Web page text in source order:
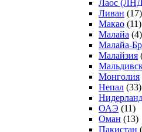
Лаос
Ливан (17)
Макао (11)
Малайа (4)
Малайа-
Малайзия
Монголия
Непал (33)
ОАЭ (11)
Оман (13)
Пакистан